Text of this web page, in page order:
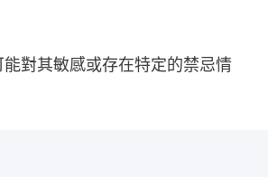
對其敏感或存在特定的禁忌情